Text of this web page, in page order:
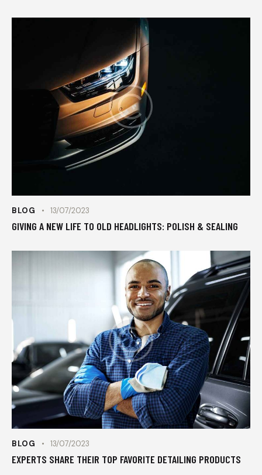
BLOG 13/07/2023
GIVING A NEW LIFE TO OLD HEADLIGHTS: POLISH & SEALING
BLOG 13/07/2023
EXPERTS SHARE THEIR TOP FAVORITE DETAILING PRODUCTS